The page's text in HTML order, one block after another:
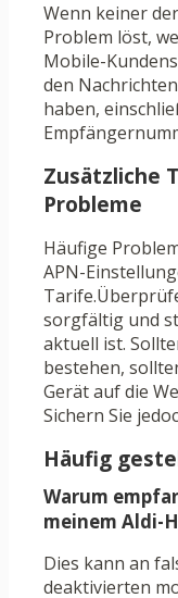
Wenn keiner
Problem löst,
Mobile-
den
haben,
Zusätzliche
Probleme
Häufige
APN-
sorgfältig und
aktuell ist.
bestehen,
Gerät auf die
Sichern Sie
Häufig
Warum
meinem Aldi-
Dies kann an
deaktivierten